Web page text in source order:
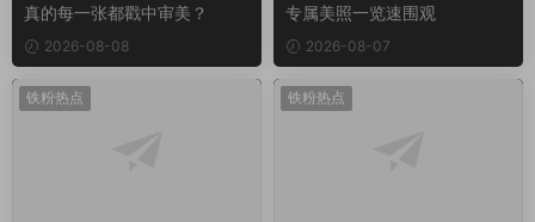
真的每一张都戳中审美？
2026-08-08
专属美照一览速围观
2026-08-07
铁粉热点 铁粉热点